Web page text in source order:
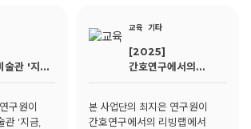
술관 '지금,
이야기'
구원이
관 '지금,
교육 기타
[2025]
간호연구에서의
리빙랩
본 사업단의 최지은 연구원이
간호연구에서의 리빙랩에서